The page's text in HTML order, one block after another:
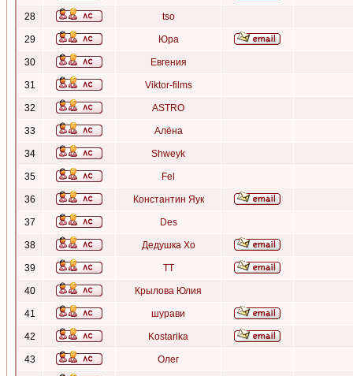
28 tso
29 Юра
30 Евгения
31 Viktor-films
32 ASTRO
33 Алёна
34 Shweyk
35 Fel
36 Константин Яук
37 Des
38 Дедушка Хо
39 ТТ
40 Крылова Юлия
41 шурави
42 Kostarika
43 Олег